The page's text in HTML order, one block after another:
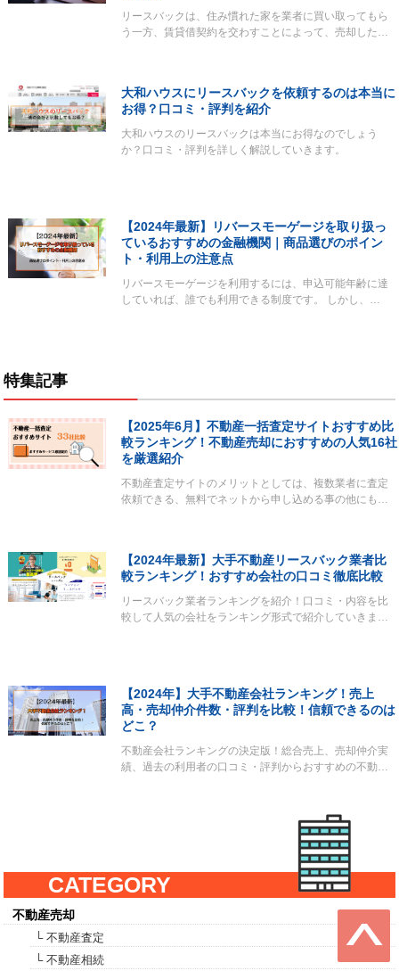
リースバックは、住み慣れた家を業者に買い取ってもら
う一方、賃貸借契約を交わすことによって、売却した…
大和ハウスにリースバックを依頼するのは本当に
お得？口コミ・評判を紹介
大和ハウスのリースバックは本当にお得なのでしょう
か？口コミ・評判を詳しく解説していきます。
【2024年最新】リバースモーゲージを取り扱っ
ているおすすめの金融機関｜商品選びのポイン
ト・利用上の注意点
リバースモーゲージを利用するには、申込可能年齢に達
していれば、誰でも利用できる制度です。 しかし、…
特集記事
【2025年6月】不動産一括査定サイトおすすめ比
較ランキング！不動産売却におすすめの人気16社
を厳選紹介
不動産査定サイトのメリットとしては、複数業者に査定
依頼できる、無料でネットから申し込める事の他にも…
【2024年最新】大手不動産リースバック業者比
較ランキング！おすすめ会社の口コミ徹底比較
リースバック業者ランキングを紹介！口コミ・内容を比
較して人気の会社をランキング形式で紹介していきま…
【2024年】大手不動産会社ランキング！売上
高・売却仲介件数・評判を比較！信頼できるのは
どこ？
不動産会社ランキングの決定版！総合売上、売却仲介実
績、過去の利用者の口コミ・評判からおすすめの不動…
CATEGORY
不動産売却
└ 不動産査定
└ 不動産相続